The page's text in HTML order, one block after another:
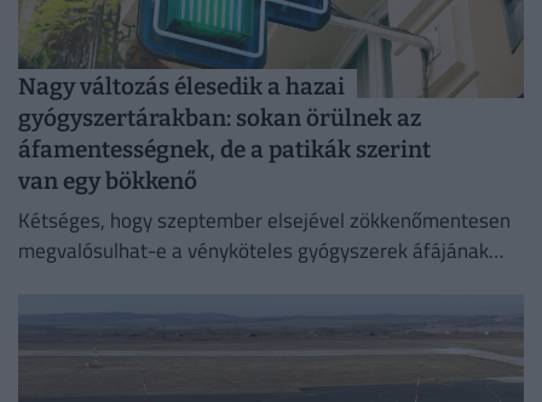
Nagy változás élesedik a hazai
gyógyszertárakban: sokan örülnek az
áfamentességnek, de a patikák szerint
van egy bökkenő
Kétséges, hogy szeptember elsejével zökkenőmentesen
megvalósulhat-e a vényköteles gyógyszerek áfájának